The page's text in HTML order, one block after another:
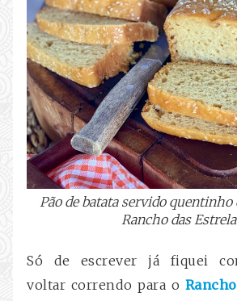
Pão de batata servido
Rancho das
Só de escrever já fiquei
voltar correndo para o